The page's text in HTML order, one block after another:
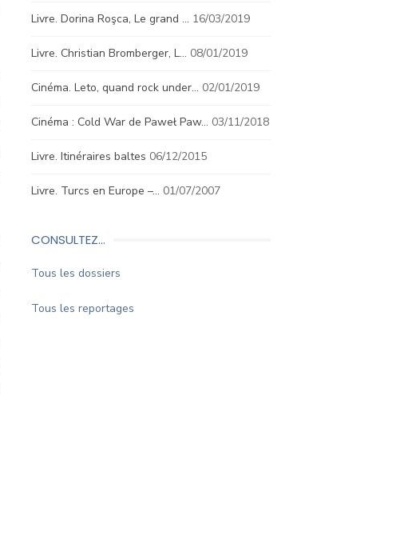
Livre. Dorina Roşca, Le grand … 16/03/2019
Livre. Christian Bromberger, L… 08/01/2019
Cinéma. Leto, quand rock under… 02/01/2019
Cinéma : Cold War de Paweł Paw… 03/11/2018
Livre. Itinéraires baltes 06/12/2015
Livre. Turcs en Europe –… 01/07/2007
CONSULTEZ…
Tous les dossiers
Tous les reportages